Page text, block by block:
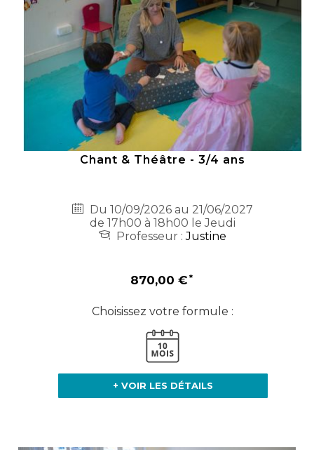
Chant & Théâtre - 3/4 ans
Du 10/09/2026 au 21/06/2027
de 17h00 à 18h00 le Jeudi
Professeur :Justine
870,00 €
Choisissez votre formule :
+ VOIR LES DÉTAILS